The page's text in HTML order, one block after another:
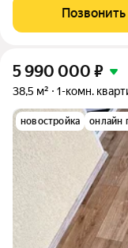
комплекс с закрытой
площадкой и
Позвонить
5 990 000 ₽
38,5 м² 1-комн.
новостройка онлайн